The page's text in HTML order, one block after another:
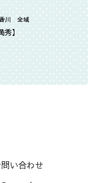
川 全域
秀】
問い合わせ